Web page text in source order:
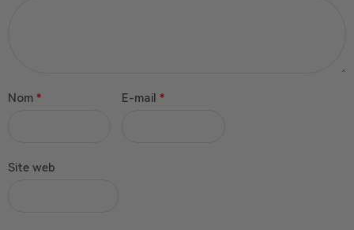
Nom * E-mail *
Site web